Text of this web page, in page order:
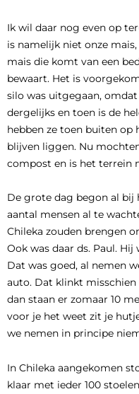
Ik wil daar nog even op
is namelijk niet onze
mais die komt van een
bewaart. Het is
silo was uitgegaan,
dergelijks en toen is de
hebben ze toen buiten op
blijven liggen. Nu
compost en is het terrein
De grote dag begon al bij
aantal mensen al te
Chileka zouden brengen
Ook was daar ds. Paul.
Dat was goed, al nemen
auto. Dat klinkt misschien
dan staan er zomaar 10
voor je het weet zit je
we nemen in principe
In Chileka aangekomen
klaar met ieder 100